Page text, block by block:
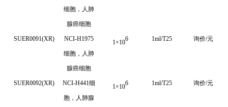
细胞，人肺
腺癌细胞
SUER0091(XR) NCI-H1975
细胞，人肺
腺癌细胞
1 ×106 1ml/T25 询价/元
SUER0092(XR) NCI-H441细
胞，人肺腺
1 ×106 1ml/T25 询价/元